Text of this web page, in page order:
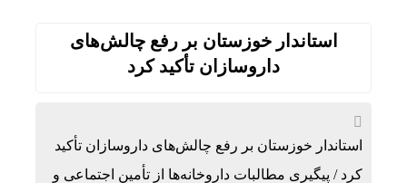
استاندار خوزستان بر رفع چالش‌های
داروسازان تأکید کرد
استاندار خوزستان بر رفع چالش‌های داروسازان تأکید
کرد / پیگیری مطالبات داروخانه‌ها از تأمین اجتماعی و